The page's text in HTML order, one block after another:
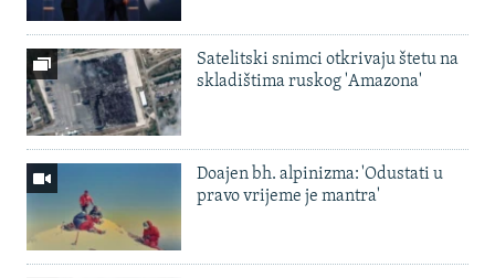
Satelitski snimci otkrivaju štetu na
skladištima ruskog 'Amazona'
Doajen bh. alpinizma: 'Odustati u
pravo vrijeme je mantra'